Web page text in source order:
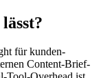
für kunden-
Content-Brief-